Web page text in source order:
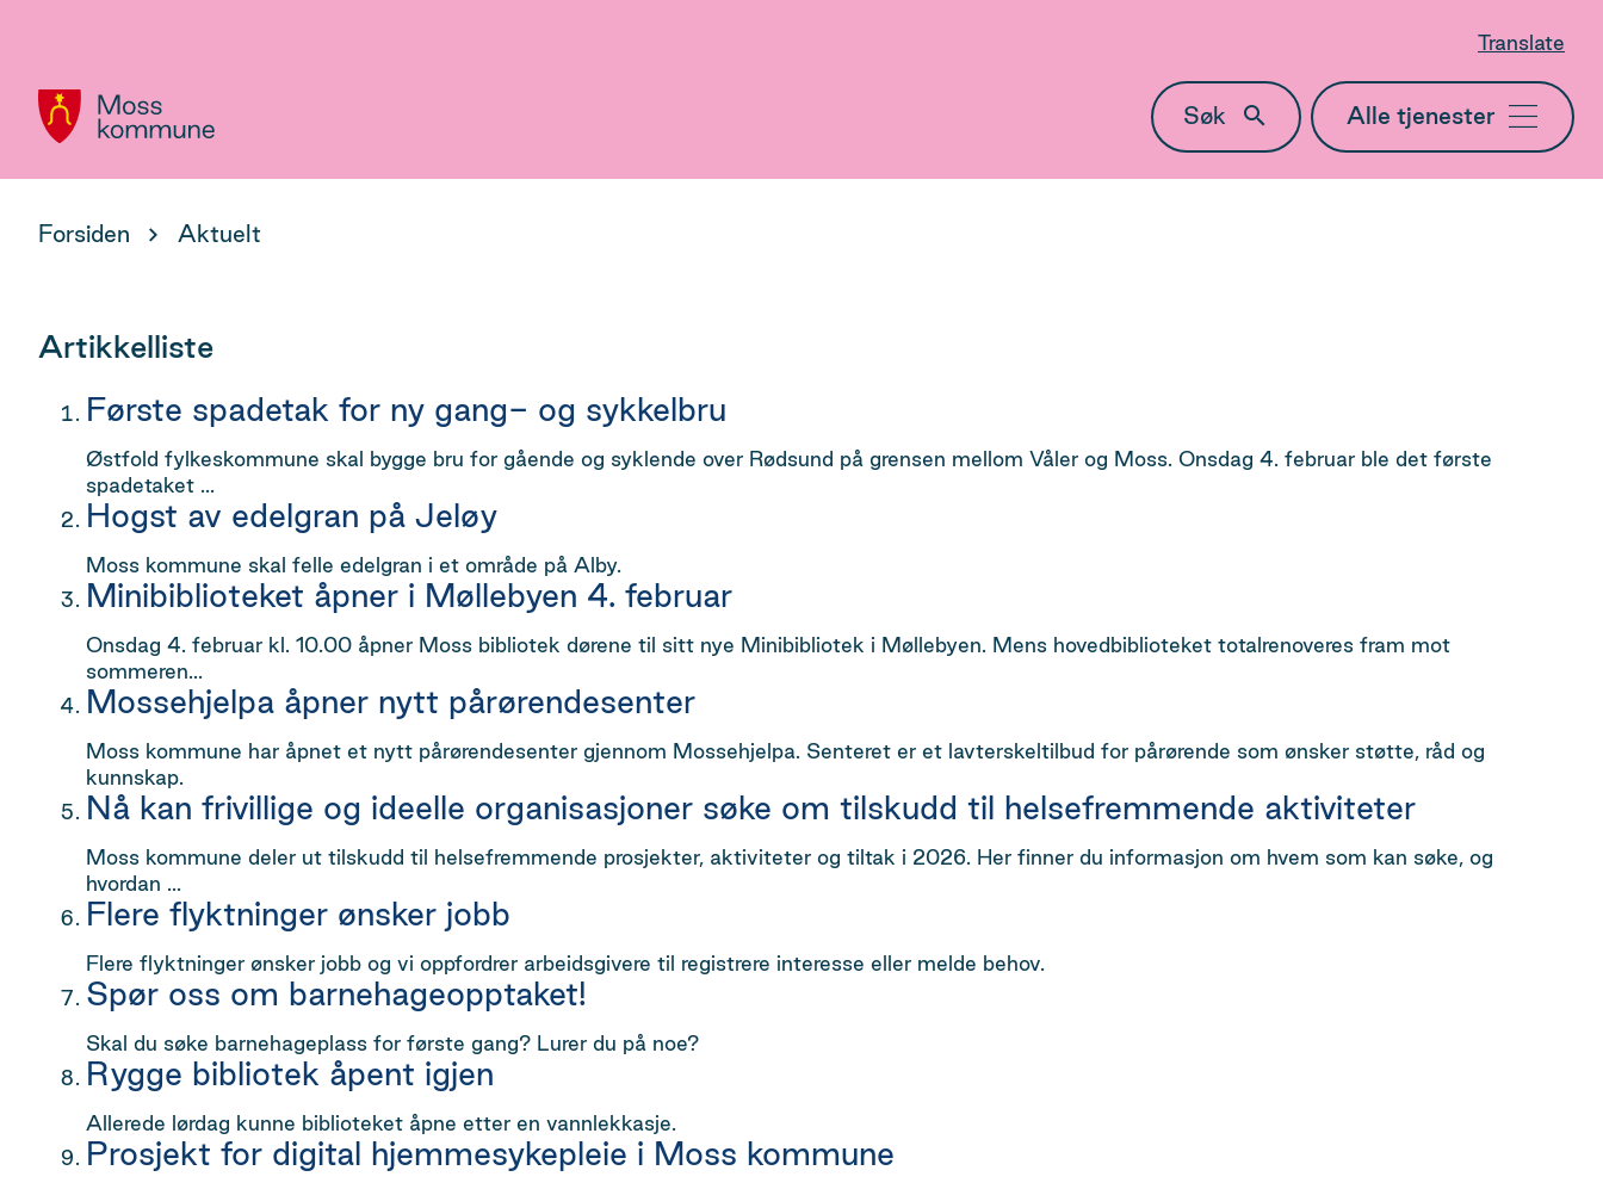
Translate
Hovedportal Søk
Meny
Du
Forsiden Aktuelt
Artikkelliste
Første spadetak for ny gang- og sykkelbru
Østfold fylkeskommune skal bygge bru for gående og syklende over Rødsund på grensen mellom Våler og Moss. Onsdag 4. februar ble det første
spadetaket ...
Hogst av edelgran på Jeløy
Moss kommune skal felle edelgran i et område på Alby.
Minibiblioteket åpner i Møllebyen 4. februar
Onsdag 4. februar kl. 10.00 åpner Moss bibliotek dørene til sitt nye Minibibliotek i Møllebyen. Mens hovedbiblioteket totalrenoveres fram mot
sommeren...
Mossehjelpa åpner nytt pårørendesenter
Moss kommune har åpnet et nytt pårørendesenter gjennom Mossehjelpa. Senteret er et lavterskeltilbud for pårørende som ønsker støtte, råd og
kunnskap.
Nå kan frivillige og ideelle organisasjoner søke om tilskudd til helsefremmende aktiviteter
Moss kommune deler ut tilskudd til helsefremmende prosjekter, aktiviteter og tiltak i 2026. Her finner du informasjon om hvem som kan søke, og
hvordan ...
Flere flyktninger ønsker jobb
Flere flyktninger ønsker jobb og vi oppfordrer arbeidsgivere til registrere interesse eller melde behov.
Spør oss om barnehageopptaket!
Skal du søke barnehageplass for første gang? Lurer du på noe?
Rygge bibliotek åpent igjen
Allerede lørdag kunne biblioteket åpne etter en vannlekkasje.
Prosjekt for digital hjemmesykepleie i Moss kommune